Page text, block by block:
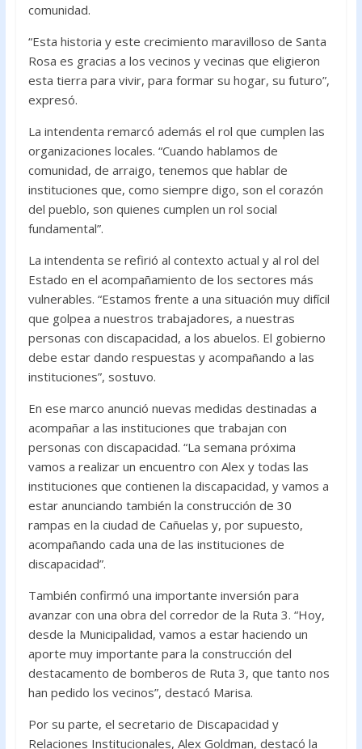
comunidad.
“Esta historia y este crecimiento maravilloso de Santa
Rosa es gracias a los vecinos y vecinas que eligieron
esta tierra para vivir, para formar su hogar, su futuro”,
expresó.
La intendenta remarcó además el rol que cumplen las
organizaciones locales. “Cuando hablamos de
comunidad, de arraigo, tenemos que hablar de
instituciones que, como siempre digo, son el corazón
del pueblo, son quienes cumplen un rol social
fundamental”.
La intendenta se refirió al contexto actual y al rol del
Estado en el acompañamiento de los sectores más
vulnerables. “Estamos frente a una situación muy difícil
que golpea a nuestros trabajadores, a nuestras
personas con discapacidad, a los abuelos. El gobierno
debe estar dando respuestas y acompañando a las
instituciones”, sostuvo.
En ese marco anunció nuevas medidas destinadas a
acompañar a las instituciones que trabajan con
personas con discapacidad. “La semana próxima
vamos a realizar un encuentro con Alex y todas las
instituciones que contienen la discapacidad, y vamos a
estar anunciando también la construcción de 30
rampas en la ciudad de Cañuelas y, por supuesto,
acompañando cada una de las instituciones de
discapacidad”.
También confirmó una importante inversión para
avanzar con una obra del corredor de la Ruta 3. “Hoy,
desde la Municipalidad, vamos a estar haciendo un
aporte muy importante para la construcción del
destacamento de bomberos de Ruta 3, que tanto nos
han pedido los vecinos”, destacó Marisa.
Por su parte, el secretario de Discapacidad y
Relaciones Institucionales, Alex Goldman, destacó la